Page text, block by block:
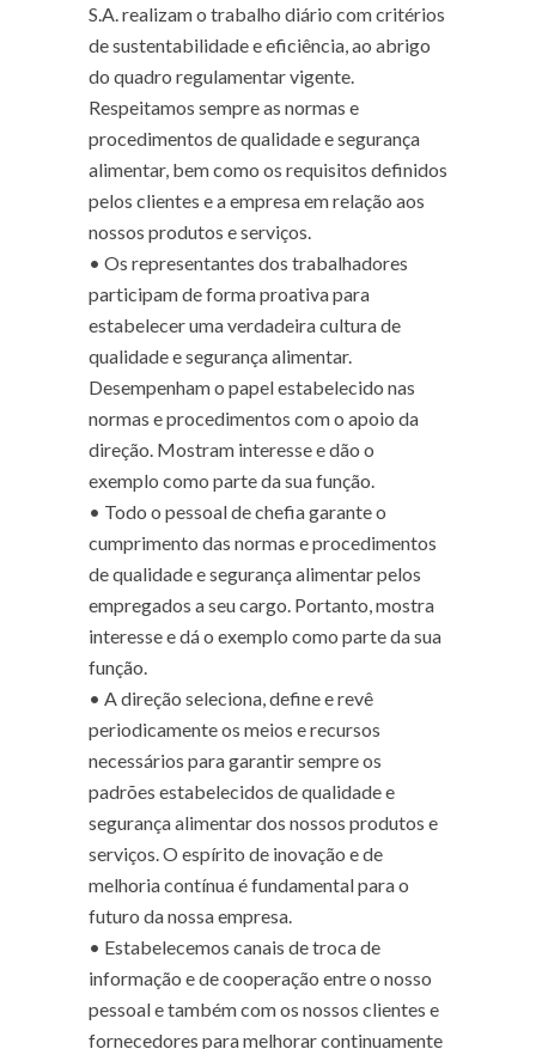
S.A. realizam o trabalho diário com critérios
de sustentabilidade e eficiência, ao abrigo
do quadro regulamentar vigente.
Respeitamos sempre as normas e
procedimentos de qualidade e segurança
alimentar, bem como os requisitos definidos
pelos clientes e a empresa em relação aos
nossos produtos e serviços.
• Os representantes dos trabalhadores
participam de forma proativa para
estabelecer uma verdadeira cultura de
qualidade e segurança alimentar.
Desempenham o papel estabelecido nas
normas e procedimentos com o apoio da
direção. Mostram interesse e dão o
exemplo como parte da sua função.
• Todo o pessoal de chefia garante o
cumprimento das normas e procedimentos
de qualidade e segurança alimentar pelos
empregados a seu cargo. Portanto, mostra
interesse e dá o exemplo como parte da sua
função.
• A direção seleciona, define e revê
periodicamente os meios e recursos
necessários para garantir sempre os
padrões estabelecidos de qualidade e
segurança alimentar dos nossos produtos e
serviços. O espírito de inovação e de
melhoria contínua é fundamental para o
futuro da nossa empresa.
• Estabelecemos canais de troca de
informação e de cooperação entre o nosso
pessoal e também com os nossos clientes e
fornecedores para melhorar continuamente